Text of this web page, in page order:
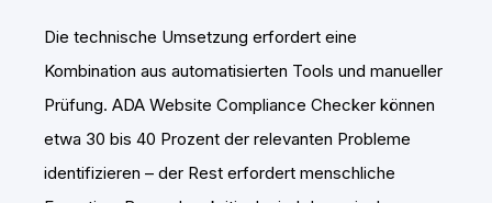
Die technische Umsetzung erfordert eine
Kombination aus automatisierten Tools und manueller
Prüfung. ADA Website Compliance Checker können
etwa 30 bis 40 Prozent der relevanten Probleme
identifizieren – der Rest erfordert menschliche